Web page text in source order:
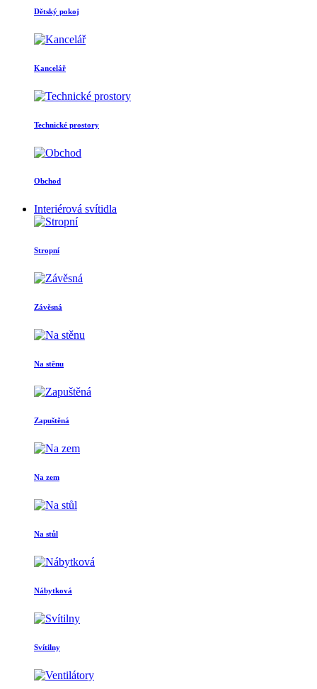
Dětský pokoj
Kancelář
Technické prostory
Obchod
Interiérová svítidla
Stropní
Závěsná
Na stěnu
Zapuštěná
Na zem
Na stůl
Nábytková
Svítilny